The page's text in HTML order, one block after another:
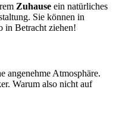
Zuhause ein natürliches
Sie können in
in Betracht ziehen!
angenehme Atmosphäre.
Warum also nicht auf